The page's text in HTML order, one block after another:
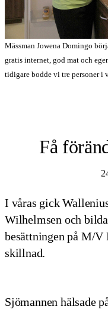
Mässman Jowena Domingo
gratis internet, god mat och
tidigare bodde vi tre personer i
Få
I våras gick
Wilhelmsen och
besättningen på M/V
skillnad.
Sjömannen hälsade